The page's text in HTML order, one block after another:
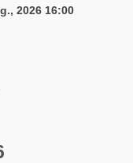
2026 16:00